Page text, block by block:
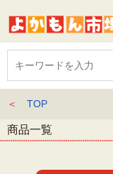
＜ TOP
商品一覧